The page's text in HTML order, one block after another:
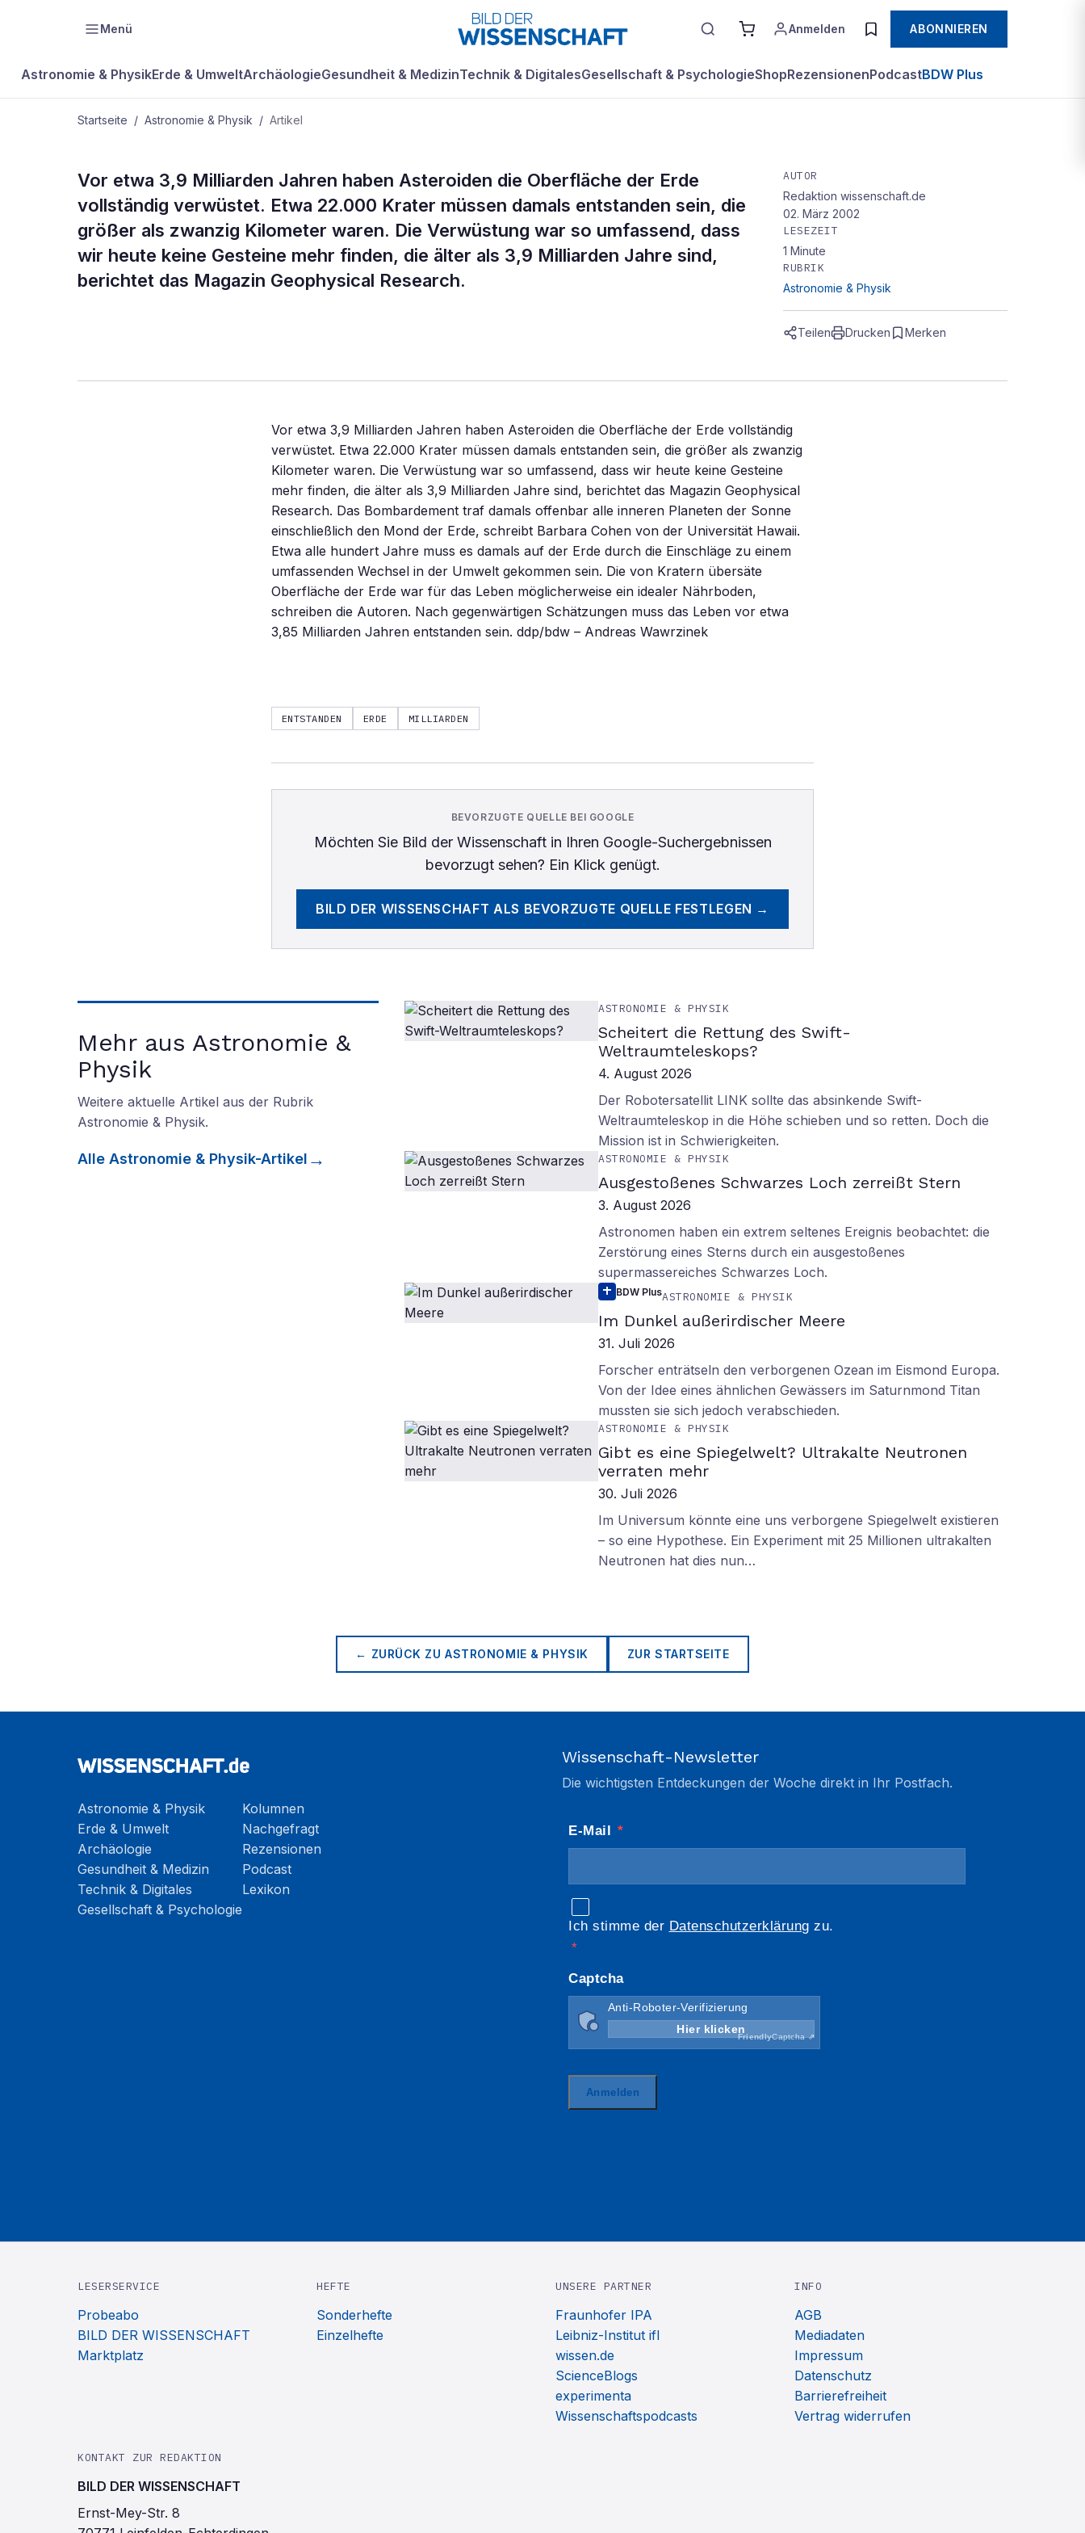
Menü Anmelden ABONNIEREN
Astronomie & PhysikErde & UmweltArchäologieGesundheit & MedizinTechnik & DigitalesGesellschaft & PsychologieShopRezensionenPodcastBDW Plus
Startseite / Astronomie & Physik / Artikel
ASTRONOMIE & PHYSIK
Asteroiden verwüsteten
Urerde
Vor etwa 3,9 Milliarden Jahren haben Asteroiden die Oberfläche der Erde
vollständig verwüstet. Etwa 22.000 Krater müssen damals entstanden sein, die
größer als zwanzig Kilometer waren. Die Verwüstung war so umfassend, dass
wir heute keine Gesteine mehr finden, die älter als 3,9 Milliarden Jahre sind,
berichtet das Magazin Geophysical Research.
AUTOR
Redaktion wissenschaft.de
02. März 2002
LESEZEIT
1 Minute
RUBRIK
Astronomie & Physik
Teilen Drucken Merken
Vor etwa 3,9 Milliarden Jahren haben Asteroiden die Oberfläche der Erde vollständig
verwüstet. Etwa 22.000 Krater müssen damals entstanden sein, die größer als zwanzig
Kilometer waren. Die Verwüstung war so umfassend, dass wir heute keine Gesteine
mehr finden, die älter als 3,9 Milliarden Jahre sind, berichtet das Magazin Geophysical
Research. Das Bombardement traf damals offenbar alle inneren Planeten der Sonne
einschließlich den Mond der Erde, schreibt Barbara Cohen von der Universität Hawaii.
Etwa alle hundert Jahre muss es damals auf der Erde durch die Einschläge zu einem
umfassenden Wechsel in der Umwelt gekommen sein. Die von Kratern übersäte
Oberfläche der Erde war für das Leben möglicherweise ein idealer Nährboden,
schreiben die Autoren. Nach gegenwärtigen Schätzungen muss das Leben vor etwa
3,85 Milliarden Jahren entstanden sein. ddp/bdw – Andreas Wawrzinek
ENTSTANDEN ERDE MILLIARDEN
BEVORZUGTE QUELLE BEI GOOGLE
Möchten Sie Bild der Wissenschaftin Ihren Google-Suchergebnissen
bevorzugt sehen? Ein Klick genügt.
BILD DER WISSENSCHAFT ALS BEVORZUGTE QUELLE FESTLEGEN →
Mehr aus Astronomie &
Physik
Weitere aktuelle Artikel aus der Rubrik
Astronomie & Physik.
Alle Astronomie & Physik-Artikel
ASTRONOMIE & PHYSIK
Scheitert die Rettung des Swift-
Weltraumteleskops?
4. August 2026
Der Robotersatellit LINK sollte das absinkende Swift-
Weltraumteleskop in die Höhe schieben und so retten. Doch die
Mission ist in Schwierigkeiten.
ASTRONOMIE & PHYSIK
Ausgestoßenes Schwarzes Loch zerreißt Stern
3. August 2026
Astronomen haben ein extrem seltenes Ereignis beobachtet: die
Zerstörung eines Sterns durch ein ausgestoßenes
supermassereiches Schwarzes Loch.
BDW PlusASTRONOMIE & PHYSIK
Im Dunkel außerirdischer Meere
31. Juli 2026
Forscher enträtseln den verborgenen Ozean im Eismond Europa.
Von der Idee eines ähnlichen Gewässers im Saturnmond Titan
mussten sie sich jedoch verabschieden.
ASTRONOMIE & PHYSIK
Gibt es eine Spiegelwelt? Ultrakalte Neutronen
verraten mehr
30. Juli 2026
Im Universum könnte eine uns verborgene Spiegelwelt existieren
– so eine Hypothese. Ein Experiment mit 25 Millionen ultrakalten
Neutronen hat dies nun…
← ZURÜCK ZUASTRONOMIE & PHYSIK ZUR STARTSEITE
Astronomie & Physik
Erde & Umwelt
Archäologie
Gesundheit & Medizin
Technik & Digitales
Gesellschaft & Psychologie
Kolumnen
Nachgefragt
Rezensionen
Podcast
Lexikon
Wissenschaft-Newsletter
Die wichtigsten Entdeckungen der Woche direkt in Ihr Postfach.
LESERSERVICE
Probeabo
BILD DER WISSENSCHAFT
Marktplatz
HEFTE
Sonderhefte
Einzelhefte
UNSERE PARTNER
Fraunhofer IPA
Leibniz-Institut ifl
wissen.de
ScienceBlogs
experimenta
Wissenschaftspodcasts
INFO
AGB
Mediadaten
Impressum
Datenschutz
Barrierefreiheit
Vertrag widerrufen
KONTAKT ZUR REDAKTION
BILD DER WISSENSCHAFT
Ernst-Mey-Str. 8